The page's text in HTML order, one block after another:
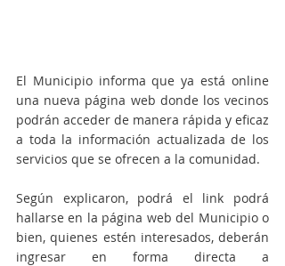
El Municipio informa que ya está online
una nueva página web donde los vecinos
podrán acceder de manera rápida y eficaz
a toda la información actualizada de los
servicios que se ofrecen a la comunidad.
Según explicaron, podrá el link podrá
hallarse en la página web del Municipio o
bien, quienes estén interesados, deberán